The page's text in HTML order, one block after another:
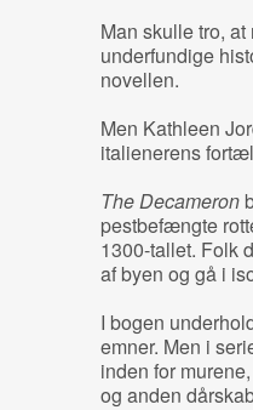
Man skulle tro,
underfundige
novellen.
Men Kathleen
italienerens
The Decameron
pestbefængte
1300-tallet. Folk
af byen og gå i
I bogen
emner. Men i
inden for
og anden